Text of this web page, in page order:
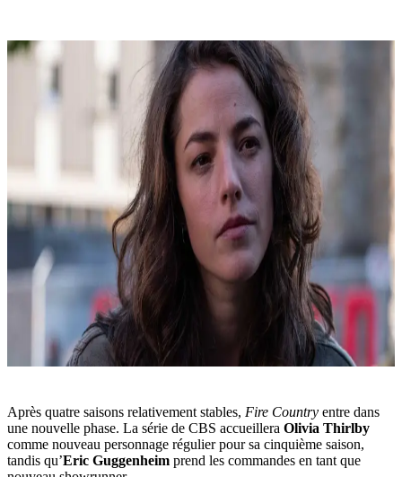
Après quatre saisons relativement stables, Fire Country entre dans
une nouvelle phase. La série de CBS accueillera Olivia Thirlby
comme nouveau personnage régulier pour sa cinquième saison,
tandis qu’Eric Guggenheim prend les commandes en tant que